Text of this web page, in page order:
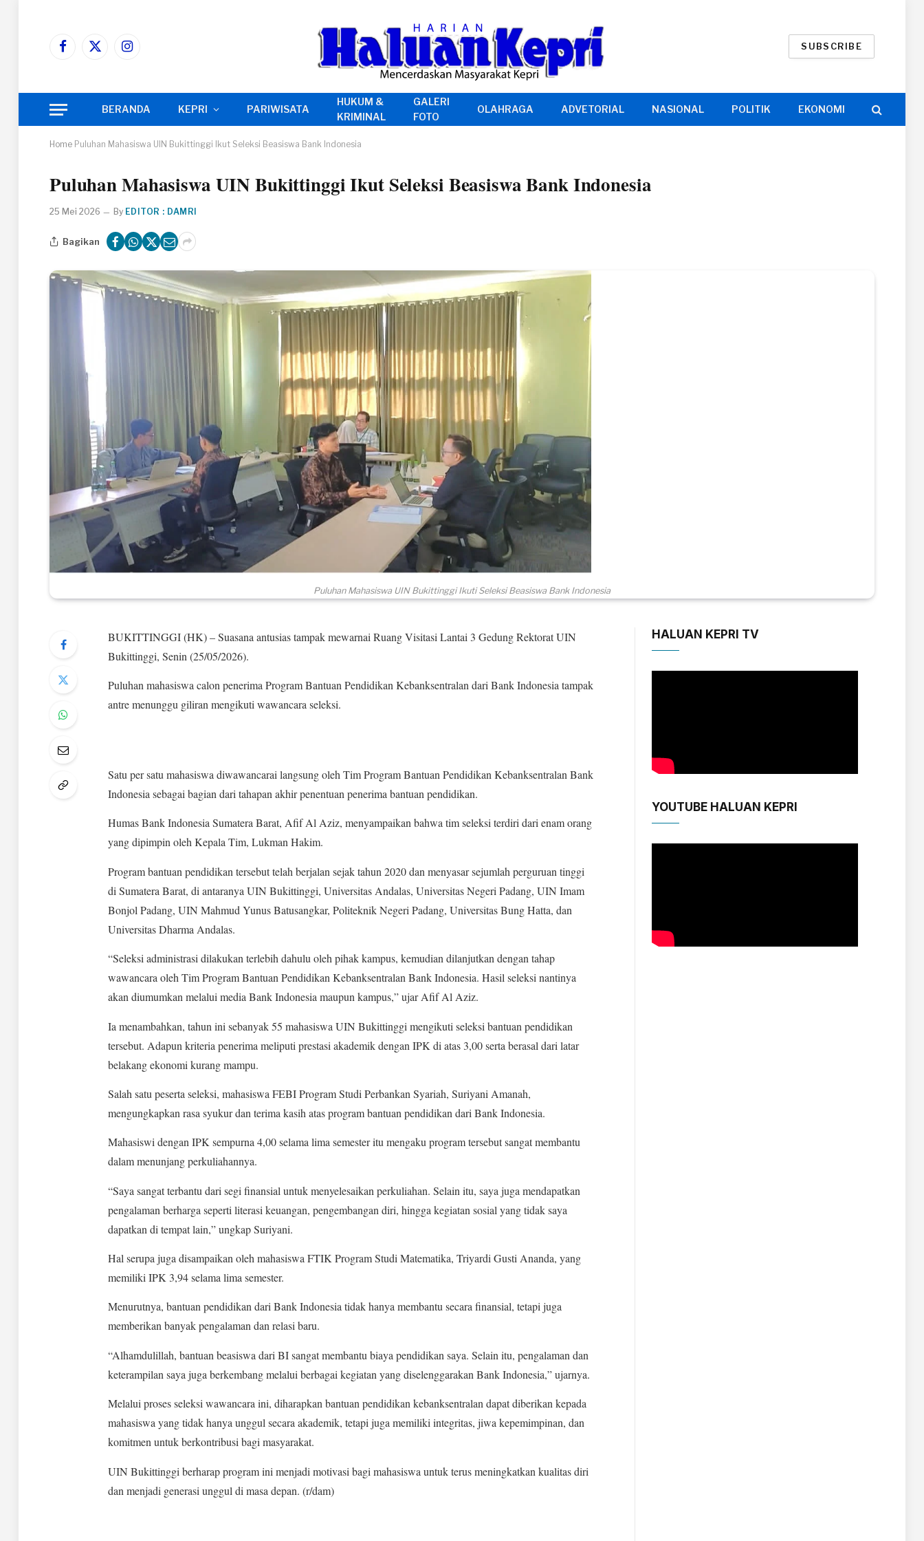
Facebook
X
Instagram
SUBSCRIBE
BERANDA KEPRI PARIWISATA
HUKUM &
KRIMINAL
GALERI
FOTO
OLAHRAGA ADVETORIAL NASIONAL POLITIK EKONOMI
Home Puluhan Mahasiswa UIN Bukittinggi Ikut Seleksi Beasiswa Bank Indonesia
Puluhan Mahasiswa UIN Bukittinggi Ikut Seleksi Beasiswa Bank Indonesia
25 Mei 2026 By EDITOR : DAMRI
Bagikan
Puluhan Mahasiswa UIN Bukittinggi Ikuti Seleksi Beasiswa Bank Indonesia
BUKITTINGGI (HK) – Suasana antusias tampak mewarnai Ruang Visitasi Lantai 3 Gedung Rektorat UIN
Bukittinggi, Senin (25/05/2026).
Puluhan mahasiswa calon penerima Program Bantuan Pendidikan Kebanksentralan dari Bank Indonesia tampak
antre menunggu giliran mengikuti wawancara seleksi.
Satu per satu mahasiswa diwawancarai langsung oleh Tim Program Bantuan Pendidikan Kebanksentralan Bank
Indonesia sebagai bagian dari tahapan akhir penentuan penerima bantuan pendidikan.
Humas Bank Indonesia Sumatera Barat, Afif Al Aziz, menyampaikan bahwa tim seleksi terdiri dari enam orang
yang dipimpin oleh Kepala Tim, Lukman Hakim.
Program bantuan pendidikan tersebut telah berjalan sejak tahun 2020 dan menyasar sejumlah perguruan tinggi
di Sumatera Barat, di antaranya UIN Bukittinggi, Universitas Andalas, Universitas Negeri Padang, UIN Imam
Bonjol Padang, UIN Mahmud Yunus Batusangkar, Politeknik Negeri Padang, Universitas Bung Hatta, dan
Universitas Dharma Andalas.
“Seleksi administrasi dilakukan terlebih dahulu oleh pihak kampus, kemudian dilanjutkan dengan tahap
wawancara oleh Tim Program Bantuan Pendidikan Kebanksentralan Bank Indonesia. Hasil seleksi nantinya
akan diumumkan melalui media Bank Indonesia maupun kampus,” ujar Afif Al Aziz.
Ia menambahkan, tahun ini sebanyak 55 mahasiswa UIN Bukittinggi mengikuti seleksi bantuan pendidikan
tersebut. Adapun kriteria penerima meliputi prestasi akademik dengan IPK di atas 3,00 serta berasal dari latar
belakang ekonomi kurang mampu.
Salah satu peserta seleksi, mahasiswa FEBI Program Studi Perbankan Syariah, Suriyani Amanah,
mengungkapkan rasa syukur dan terima kasih atas program bantuan pendidikan dari Bank Indonesia.
Mahasiswi dengan IPK sempurna 4,00 selama lima semester itu mengaku program tersebut sangat membantu
dalam menunjang perkuliahannya.
“Saya sangat terbantu dari segi finansial untuk menyelesaikan perkuliahan. Selain itu, saya juga mendapatkan
pengalaman berharga seperti literasi keuangan, pengembangan diri, hingga kegiatan sosial yang tidak saya
dapatkan di tempat lain,” ungkap Suriyani.
Hal serupa juga disampaikan oleh mahasiswa FTIK Program Studi Matematika, Triyardi Gusti Ananda, yang
memiliki IPK 3,94 selama lima semester.
Menurutnya, bantuan pendidikan dari Bank Indonesia tidak hanya membantu secara finansial, tetapi juga
memberikan banyak pengalaman dan relasi baru.
“Alhamdulillah, bantuan beasiswa dari BI sangat membantu biaya pendidikan saya. Selain itu, pengalaman dan
keterampilan saya juga berkembang melalui berbagai kegiatan yang diselenggarakan Bank Indonesia,” ujarnya.
Melalui proses seleksi wawancara ini, diharapkan bantuan pendidikan kebanksentralan dapat diberikan kepada
mahasiswa yang tidak hanya unggul secara akademik, tetapi juga memiliki integritas, jiwa kepemimpinan, dan
komitmen untuk berkontribusi bagi masyarakat.
UIN Bukittinggi berharap program ini menjadi motivasi bagi mahasiswa untuk terus meningkatkan kualitas diri
dan menjadi generasi unggul di masa depan. (r/dam)
HALUAN KEPRI TV
YOUTUBE HALUAN KEPRI